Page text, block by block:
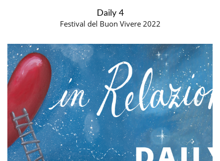
Daily 4
Festival del Buon Vivere 2022